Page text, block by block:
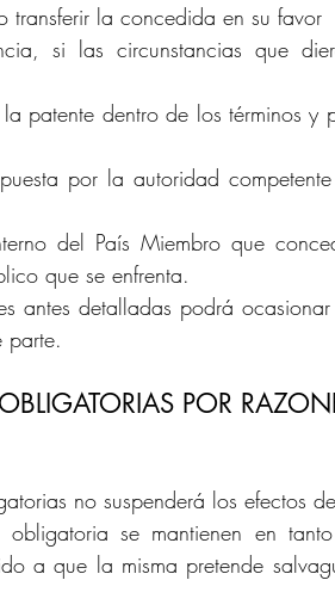
la concedida en su favor
si las circunstancias que
patente dentro de los términos y
por la autoridad
del País Miembro que
que se enfrenta.
antes detalladas podrá
POR
no suspenderá los efectos
se mantienen en
a que la misma pretende